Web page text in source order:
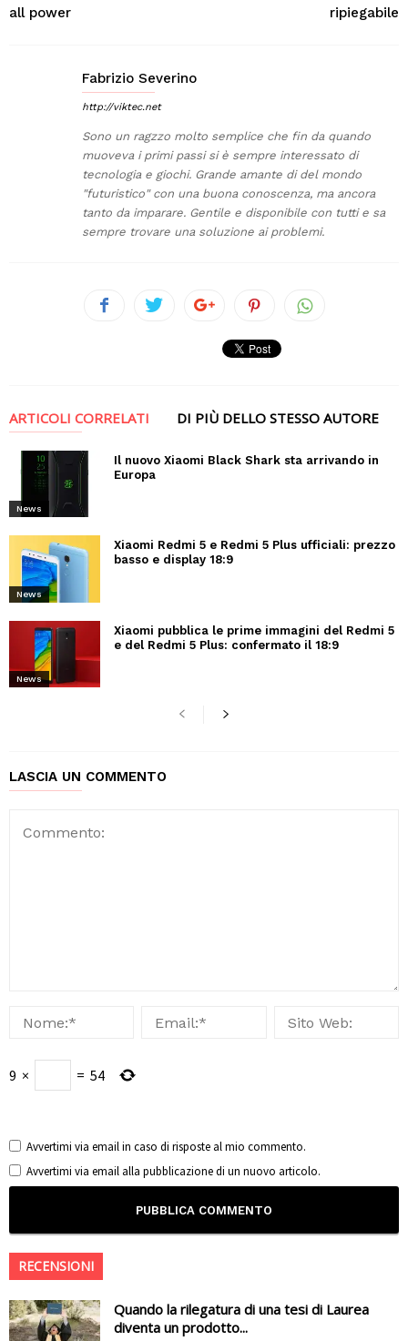
all power
ripiegabile
Fabrizio Severino
http://viktec.net
Sono un ragzzo molto semplice che fin da quando
muoveva i primi passi si è sempre interessato di
tecnologia e giochi. Grande amante di del mondo
"futuristico" con una buona conoscenza, ma ancora
tanto da imparare. Gentile e disponibile con tutti e sa
sempre trovare una soluzione ai problemi.
ARTICOLI CORRELATI DI PIÙ DELLO STESSO AUTORE
News
Il nuovo Xiaomi Black Shark sta arrivando in
Europa
News
Xiaomi Redmi 5 e Redmi 5 Plus ufficiali: prezzo
basso e display 18:9
News
Xiaomi pubblica le prime immagini del Redmi 5
e del Redmi 5 Plus: confermato il 18:9
LASCIA UN COMMENTO
9 × = 54
Avvertimi via email in caso di risposte al mio commento.
Avvertimi via email alla pubblicazione di un nuovo articolo.
RECENSIONI
Quando la rilegatura di una tesi di Laurea
diventa un prodotto...